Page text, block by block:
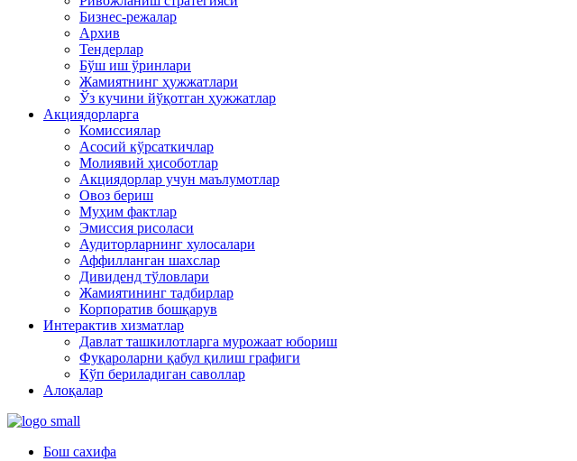
Бизнес-режалар
Архив
Тендерлар
Бўш иш ўринлари
Жамиятнинг ҳужжатлари
Ўз кучини йўқотган ҳужжатлар
Акциядорларга
Комиссиялар
Асосий кўрсаткичлар
Молиявий ҳисоботлар
Акциядорлар учун маълумотлар
Овоз бериш
Муҳим фактлар
Эмиссия рисоласи
Аудиторларнинг хулосалари
Аффилланган шахслар
Дивиденд тўловлари
Жамиятининг тадбирлар
Корпоратив бошқарув
Интерактив хизматлар
Давлат ташкилотларга мурожаат юбориш
Фуқароларни қабул қилиш графиги
Кўп бериладиган саволлар
Алоқалар
Бош сахифа